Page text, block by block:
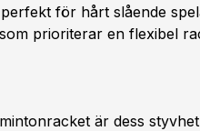
för hårt slående
prioriterar en flexibel
är dess